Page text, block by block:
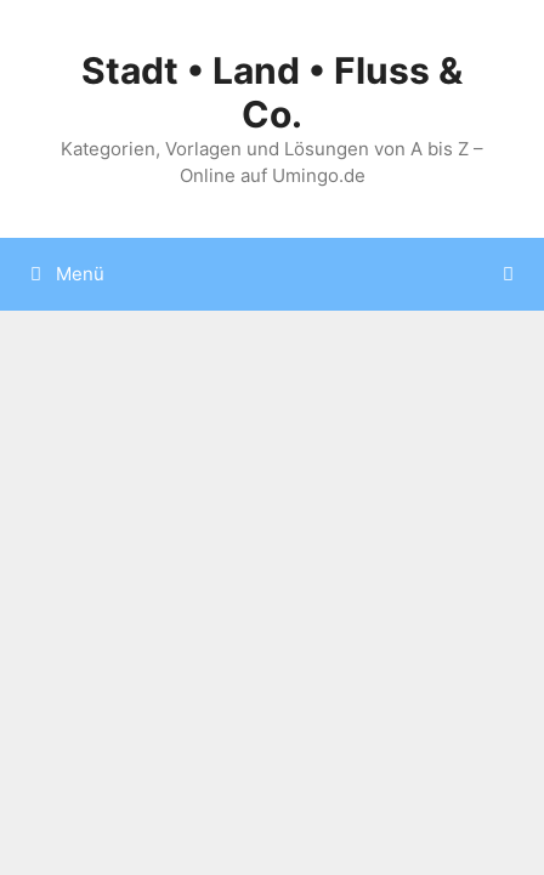
springenStadt • Land • Fluss &
Co.
Kategorien, Vorlagen und Lösungen von A bis Z –
Online auf Umingo.de
Menü